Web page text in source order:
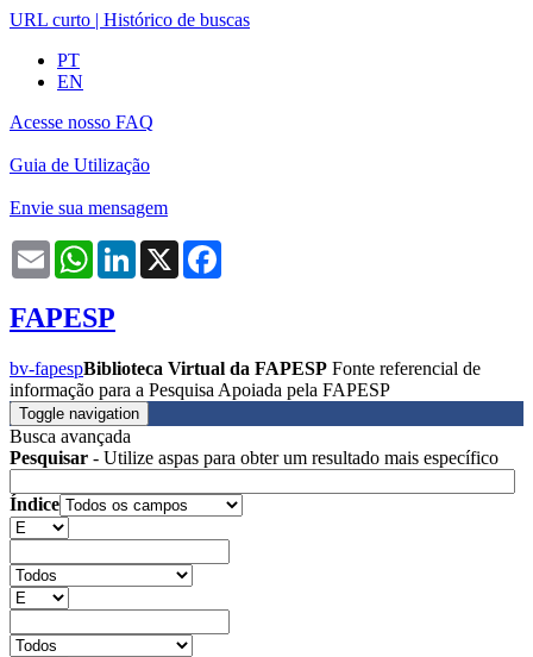
URL curto | Histórico de buscas
PT
EN
Acesse nosso FAQ
Guia de Utilização
Envie sua mensagem
Email WhatsAppLinkedIn
X
FAPESP
bv-fapespBiblioteca Virtual da FAPESP Fonte referencial de
informação para a Pesquisa Apoiada pela FAPESP
Toggle navigation
Busca avançada
Pesquisar - Utilize aspas para obter um resultado mais específico
Índice